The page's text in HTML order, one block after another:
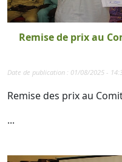
Remise de prix au
Date de publication : 01/08/2025 -
Remise des prix au
...